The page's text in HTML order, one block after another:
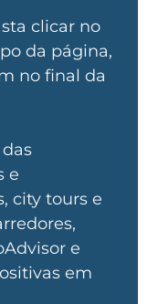
clicar no
da página,
no final da
e
city tours e
e
em